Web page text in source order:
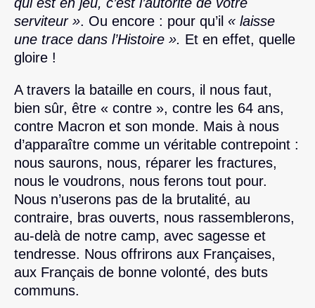
serviteur ». Ou encore : pour qu’il « laisse
une trace dans l’Histoire ». Et en effet, quelle
gloire !
A travers la bataille en cours, il nous faut,
bien sûr, être « contre », contre les 64 ans,
contre Macron et son monde. Mais à nous
d’apparaître comme un véritable contrepoint :
nous saurons, nous, réparer les fractures,
nous le voudrons, nous ferons tout pour.
Nous n’userons pas de la brutalité, au
contraire, bras ouverts, nous rassemblerons,
au-delà de notre camp, avec sagesse et
tendresse. Nous offrirons aux Françaises,
aux Français de bonne volonté, des buts
communs.